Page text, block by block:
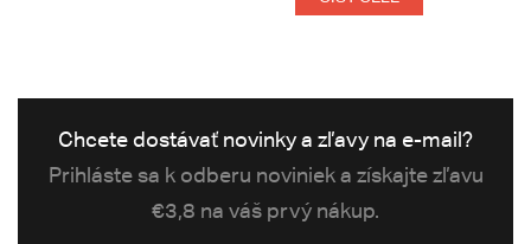
Chcete dostávať novinky a zľavy na e-mail?
Prihláste sa k odberu noviniek a získajte zľavu
€3,8 na váš prvý nákup.